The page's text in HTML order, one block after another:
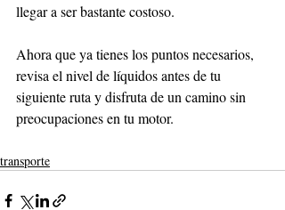
llegar a ser bastante costoso.
Ahora que ya tienes los puntos necesarios,
revisa el nivel de líquidos antes de tu
siguiente ruta y disfruta de un camino sin
preocupaciones en tu motor.
transporte